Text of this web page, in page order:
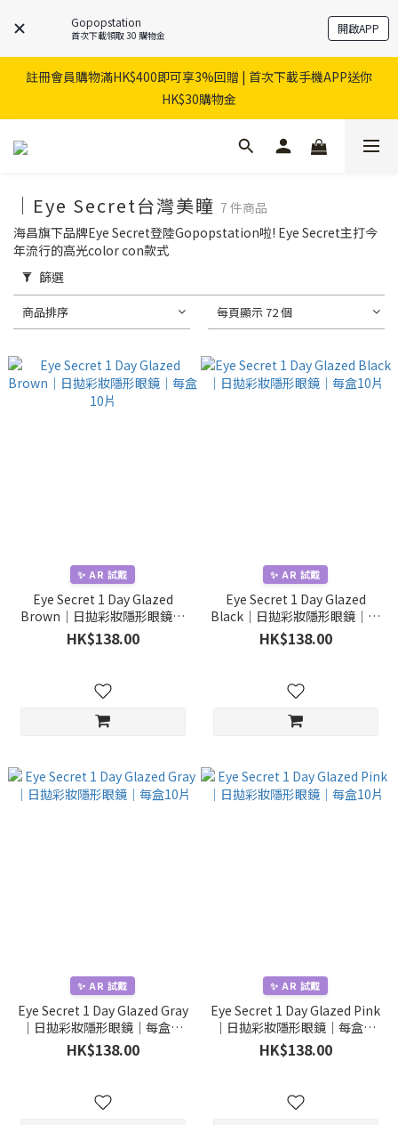
Gopopstation
首次下載領取 30 購物金 開啟APP
註冊會員購物滿HK$400即可享3%回贈 | 首次下載手機APP送你
HK$30購物金
｜Eye Secret台灣美瞳 7 件商品
海昌旗下品牌Eye Secret登陸Gopopstation啦! Eye Secret主打今
年流行的高光color con款式
篩選
商品排序 每頁顯示 72 個
✨ AR 試戴
Eye Secret 1 Day Glazed
Brown｜日拋彩妝隱形眼鏡｜
每盒10片
HK$138.00
✨ AR 試戴
Eye Secret 1 Day Glazed
Black｜日拋彩妝隱形眼鏡｜每
盒10片
HK$138.00
✨ AR 試戴
Eye Secret 1 Day Glazed Gray
｜日拋彩妝隱形眼鏡｜每盒10
片
HK$138.00
✨ AR 試戴
Eye Secret 1 Day Glazed Pink
｜日拋彩妝隱形眼鏡｜每盒10
片
HK$138.00